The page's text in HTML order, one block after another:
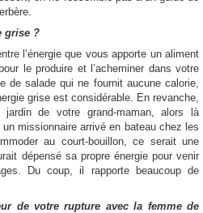
grise ?
l’énergie que vous apporte un aliment
le produire et l’acheminer dans votre
de salade qui ne fournit aucune calorie,
grise est considérable. En revanche,
de votre grand-maman, alors là
missionnaire arrivé en bateau chez les
au court-bouillon, ce serait une
dépensé sa propre énergie pour venir
Du coup, il rapporte beaucoup de
de votre rupture avec la femme de